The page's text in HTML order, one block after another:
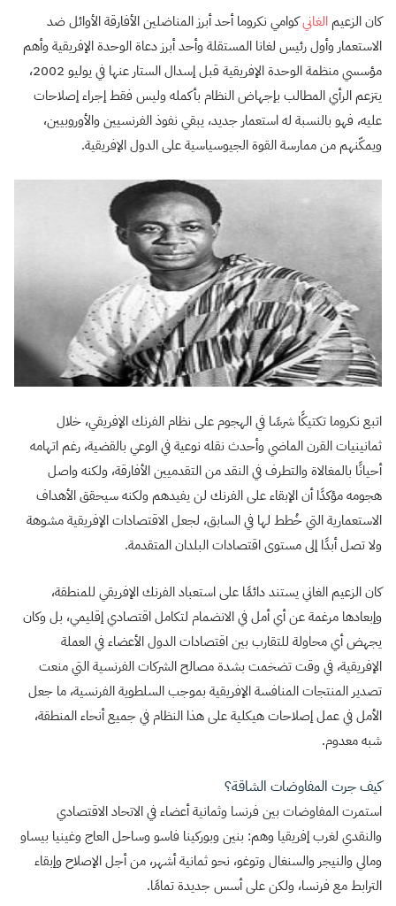
كان الزعيم الغانيكوامي نكروما أحد أبرز المناضلين الأفارقة الأوائل ضد
الاستعمار وأول رئيس لغانا المستقلة وأحد أبرز دعاة الوحدة الإفريقية وأهم
مؤسسي منظمة الوحدة الإفريقية قبل إسدال الستار عنها في يوليو 2002،
يتزعم الرأي المطالب بإجهاض النظام بأكمله وليس فقط إجراء إصلاحات
عليه، فهو بالنسبة له استعمار جديد، يبقي نفوذ الفرنسيين والأوروبيين،
ويمكّنهم من ممارسة القوة الجيوسياسية على الدول الإفريقية.
اتبع نكروما تكتيكًا شرسًا في الهجوم على نظام الفرنك الإفريقي، خلال
ثمانينيات القرن الماضي وأحدث نقله نوعية في الوعي بالقضية، رغم اتهامه
أحيانًا بالمغالاة والتطرف في النقد من التقدميين الأفارقة، ولكنه واصل
هجومه مؤكدًا أن الإبقاء على الفرنك لن يفيدهم ولكنه سيحقق الأهداف
الاستعمارية التي خُطط لها في السابق، لجعل الاقتصادات الإفريقية مشوهة
ولا تصل أبدًا إلى مستوى اقتصادات البلدان المتقدمة.
كان الزعيم الغاني يستند دائمًا على استعباد الفرنك الإفريقي للمنطقة،
وإبعادها مرغمة عن أي أمل في الانضمام لتكامل اقتصادي إقليمي، بل وكان
يجهض أي محاولة للتقارب بين اقتصادات الدول الأعضاء في العملة
الإفريقية، في وقت تضخمت بشدة مصالح الشركات الفرنسية التي منعت
تصدير المنتجات المنافسة الإفريقية بموجب السلطوية الفرنسية، ما جعل
الأمل في عمل إصلاحات هيكلية على هذا النظام في جميع أنحاء المنطقة،
شبه معدوم.
كيف جرت المفاوضات الشاقة؟
استمرت المفاوضات بين فرنسا وثمانية أعضاء في الاتحاد الاقتصادي
والنقدي لغرب إفريقيا وهم: بنين وبوركينا فاسو وساحل العاج وغينيا بيساو
ومالي والنيجر والسنغال وتوغو، نحو ثمانية أشهر، من أجل الإصلاح وإبقاء
الترابط مع فرنسا، ولكن على أسس جديدة تمامًا.